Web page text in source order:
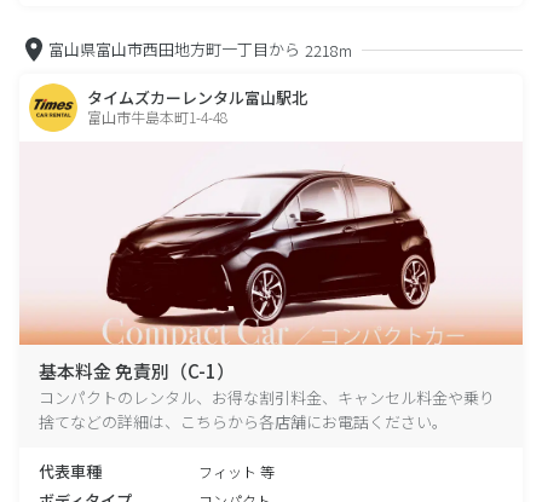
富山県富山市西田地方町一丁目から 2218m
タイムズカーレンタル富山駅北
富山市牛島本町1-4-48
基本料金 免責別（C-1）
コンパクトのレンタル、お得な割引料金、キャンセル料金や乗り
捨てなどの詳細は、こちらから各店舗にお電話ください。
代表車種 フィット 等